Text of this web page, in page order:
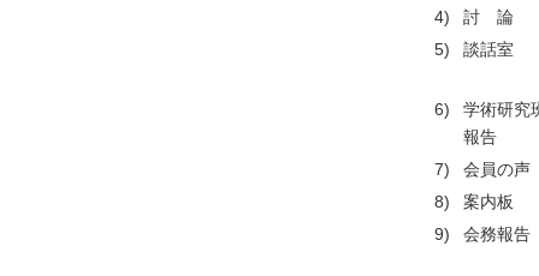
4)
討 論
5)
談話室
6)
学術研究
報告
7)
会員の声
8)
案内板
9)
会務報告